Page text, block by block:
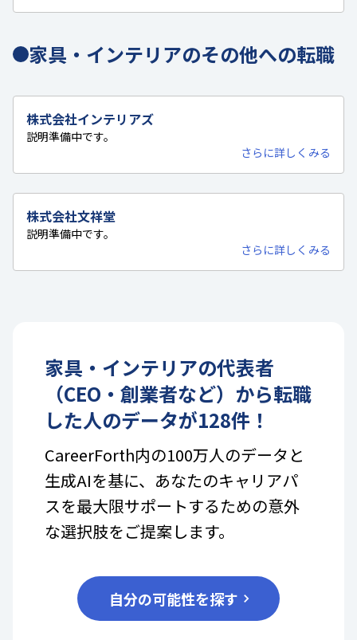
家具・インテリアのその他への転職
株式会社インテリアズ
説明準備中です。
さらに詳しくみる
株式会社文祥堂
説明準備中です。
さらに詳しくみる
家具・インテリアの代表者
（CEO・創業者など） から転職
した人のデータが128件！
CareerForth内の100万人のデータと
生成AIを基に、あなたのキャリアパ
スを最大限サポートするための意外
な選択肢をご提案します。
自分の可能性を探す